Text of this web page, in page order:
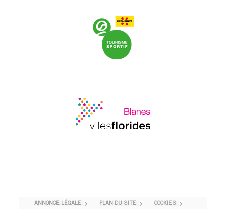
ANNONCE LÉGALE PLAN DU SITE COOKIES